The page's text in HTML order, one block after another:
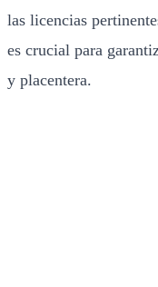
las licencias
es crucial para
y placentera.